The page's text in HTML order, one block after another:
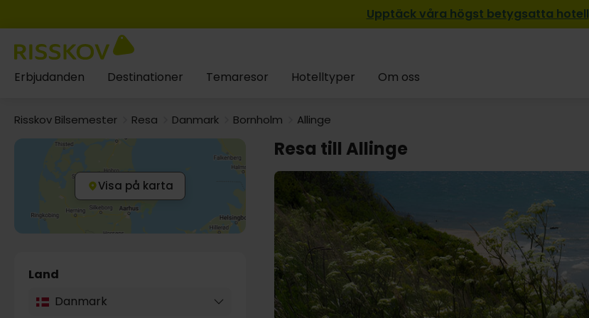
Upptäck våra högst betygsatta hotell
Erbjudanden Destinationer Temaresor Hotelltyper Om oss
Risskov Bilsemester Resa Danmark Bornholm Allinge
Visa på karta
Land
Danmark
Resa till Allinge